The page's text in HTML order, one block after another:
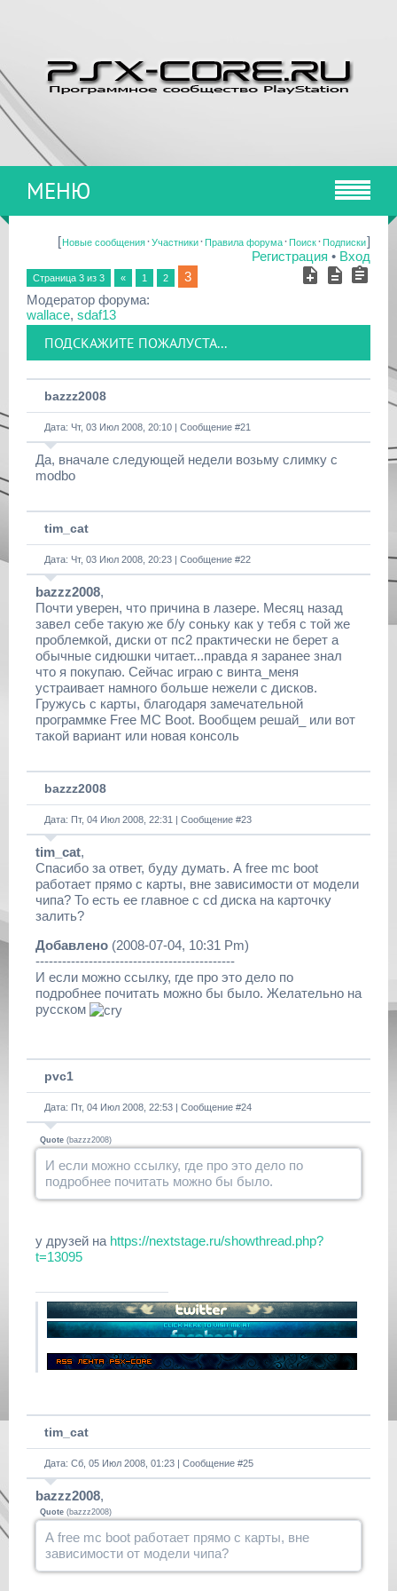
МЕНЮ
[Новые сообщения·Участники·Правила форума·Поиск·Подписки]
Регистрация • Вход
Страница 3 из 3 « 1 2
3
Модератор форума:
wallace, sdaf13
ПОДСКАЖИТЕ ПОЖАЛУСТА...
bazzz2008
Дата: Чт, 03 Июл 2008, 20:10 | Сообщение #21
Да, вначале следующей недели возьму слимку с
modbo
tim_cat
Дата: Чт, 03 Июл 2008, 20:23 | Сообщение #22
bazzz2008,
Почти уверен, что причина в лазере. Месяц назад
завел себе такую же б/у соньку как у тебя с той же
проблемкой, диски от пс2 практически не берет а
обычные сидюшки читает...правда я заранее знал
что я покупаю. Сейчас играю с винта_меня
устраивает намного больше нежели с дисков.
Гружусь с карты, благодаря замечательной
программке Free MC Boot. Вообщем решай_ или вот
такой вариант или новая консоль
bazzz2008
Дата: Пт, 04 Июл 2008, 22:31 | Сообщение #23
tim_cat,
Спасибо за ответ, буду думать. А free mc boot
работает прямо с карты, вне зависимости от модели
чипа? То есть ее главное с cd диска на карточку
залить?
Добавлено (2008-07-04, 10:31 Pm)
---------------------------------------------
И если можно ссылку, где про это дело по
подробнее почитать можно бы было. Желательно на
русском
pvc1
Дата: Пт, 04 Июл 2008, 22:53 | Сообщение #24
Quote (bazzz2008)
И если можно ссылку, где про это дело по
подробнее почитать можно бы было.
у друзей на https://nextstage.ru/showthread.php?
t=13095
tim_cat
Дата: Сб, 05 Июл 2008, 01:23 | Сообщение #25
bazzz2008,
Quote (bazzz2008)
А free mc boot работает прямо с карты, вне
зависимости от модели чипа?